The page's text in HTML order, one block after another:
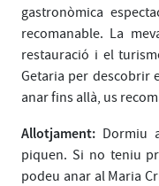
gastronòmica
recomanable. La
restauració i el
Getaria per descobrir
anar fins allà, us
Allotjament: Dormiu
piquen. Si no teniu
podeu anar al Maria